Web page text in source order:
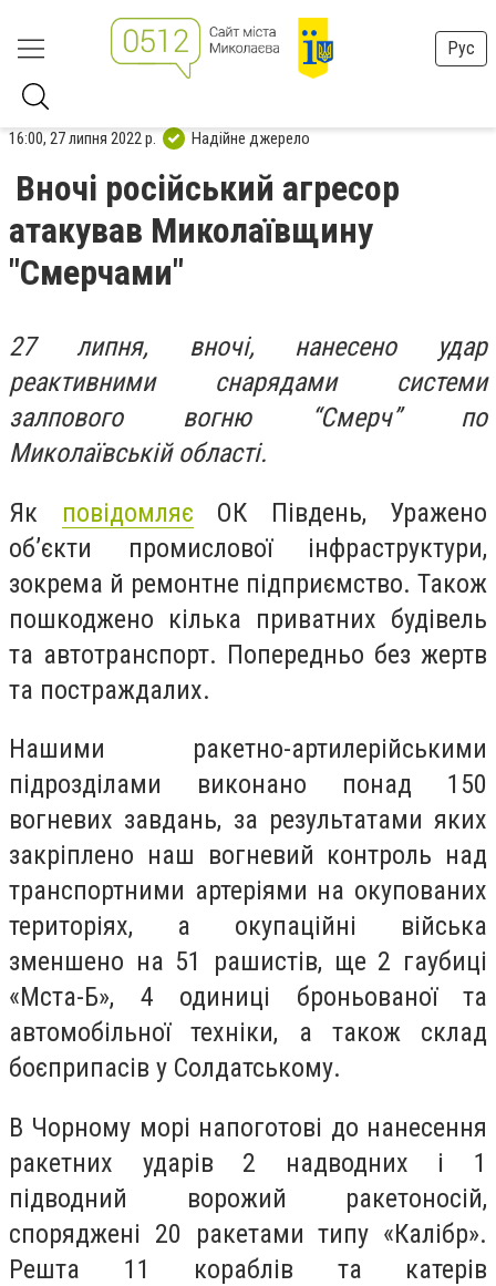
Рус
16:00, 27 липня 2022 р. Надійне джерело
Вночі російський агресор
атакував Миколаївщину
"Смерчами"
27 липня, вночі, нанесено удар
реактивними снарядами системи
залпового вогню “Смерч” по
Миколаївській області.
Як повідомляє ОК Південь, Уражено
об’єкти промислової інфраструктури,
зокрема й ремонтне підприємство. Також
пошкоджено кілька приватних будівель
та автотранспорт. Попередньо без жертв
та постраждалих.
Нашими ракетно-артилерійськими
підрозділами виконано понад 150
вогневих завдань, за результатами яких
закріплено наш вогневий контроль над
транспортними артеріями на окупованих
територіях, а окупаційні війська
зменшено на 51 рашистів, ще 2 гаубиці
«Мста-Б», 4 одиниці броньованої та
автомобільної техніки, а також склад
боєприпасів у Солдатському.
В Чорному морі напоготові до нанесення
ракетних ударів 2 надводних і 1
підводний ворожий ракетоносій,
споряджені 20 ракетами типу «Калібр».
Решта 11 кораблів та катерів